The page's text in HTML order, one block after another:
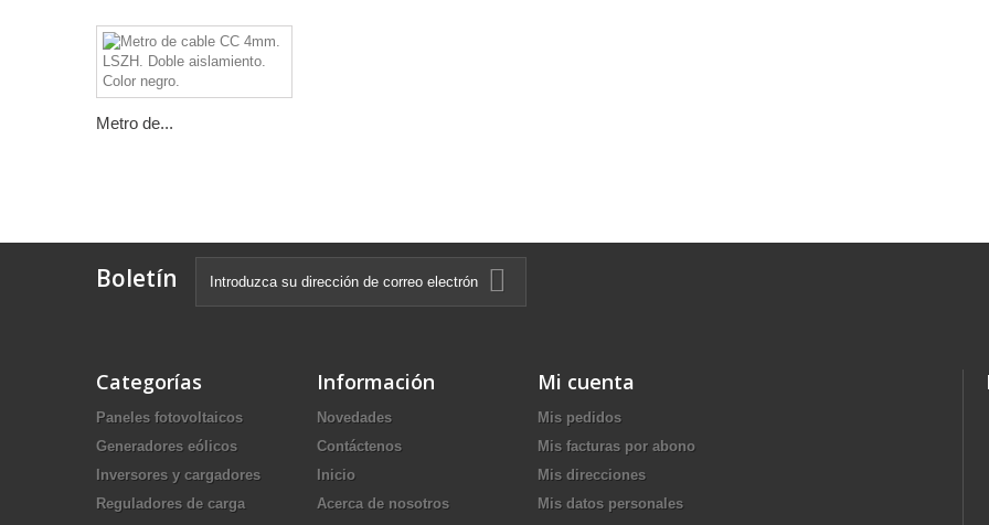
Metro de...
Boletín
Categorías
Paneles fotovoltaicos
Generadores eólicos
Inversores y cargadores
Reguladores de carga
Información
Novedades
Contáctenos
Inicio
Acerca de nosotros
Mi cuenta
Mis pedidos
Mis facturas por abono
Mis direcciones
Mis datos personales